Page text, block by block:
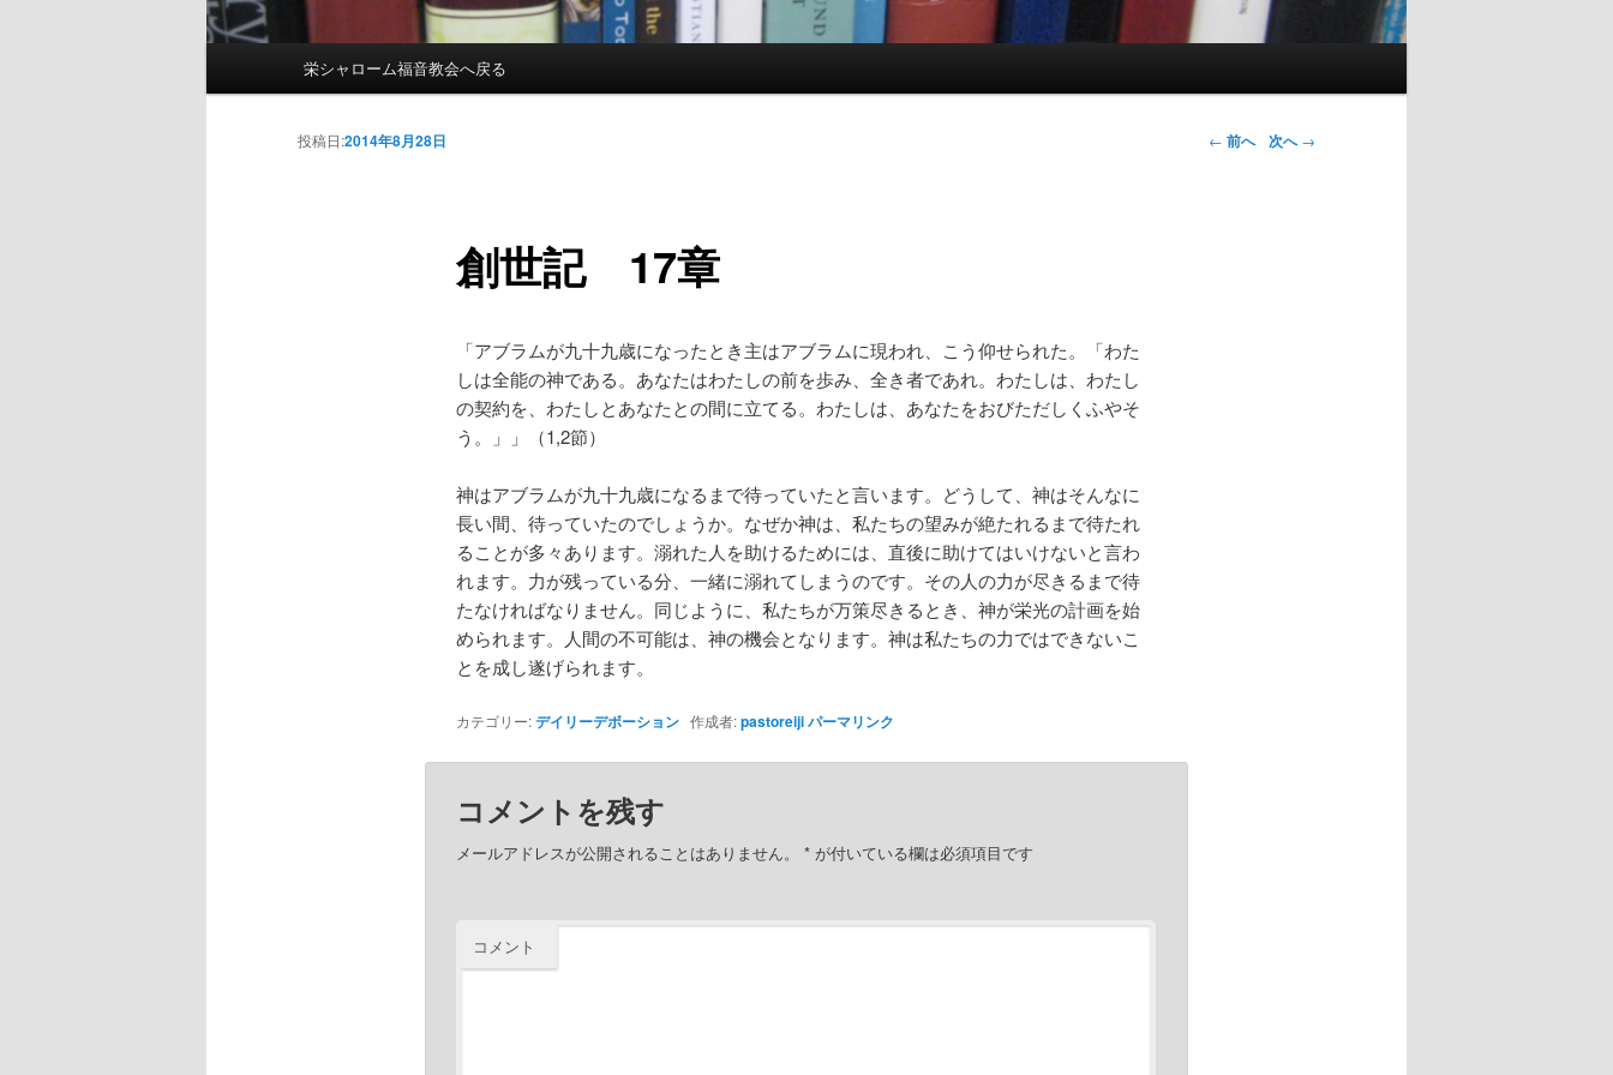
メインメニュー
メインコンテンツへ移動
サブコンテンツへ移動
栄シャローム福音教会へ戻る
投稿ナビゲ
← 前へ 次へ→
創世記 17章
投稿日:2014年8月28日
「アブラムが九十九歳になったとき主はアブラムに現われ、こう仰せられた。「わた
しは全能の神である。あなたはわたしの前を歩み、全き者であれ。わたしは、わたし
の契約を、わたしとあなたとの間に立てる。わたしは、あなたをおびただしくふやそ
う。」」（1,2節）
神はアブラムが九十九歳になるまで待っていたと言います。どうして、神はそんなに
長い間、待っていたのでしょうか。なぜか神は、私たちの望みが絶たれるまで待たれ
ることが多々あります。溺れた人を助けるためには、直後に助けてはいけないと言わ
れます。力が残っている分、一緒に溺れてしまうのです。その人の力が尽きるまで待
たなければなりません。同じように、私たちが万策尽きるとき、神が栄光の計画を始
められます。人間の不可能は、神の機会となります。神は私たちの力ではできないこ
とを成し遂げられます。
カテゴリー:デイリーデボーション作成者:pastoreijiパーマリンク
コメントを残す
メールアドレスが公開されることはありません。 *が付いている欄は必須項目です
コメント